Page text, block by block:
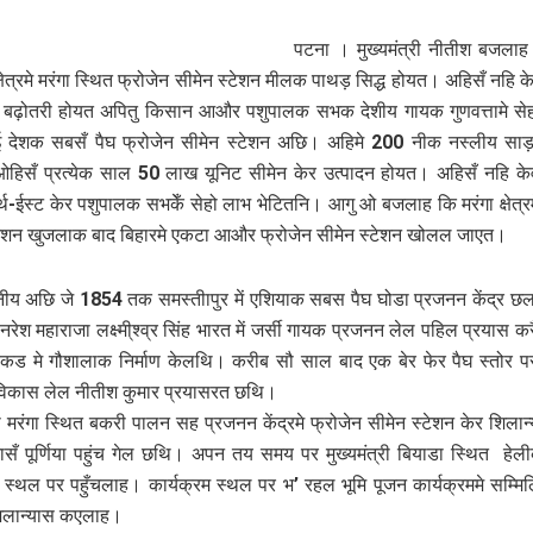
पटना । मुख्यमंत्री नीतीश
मरंगा स्थित फ्रोजेन सीमेन स्टेशन मीलक पाथड़ सिद्ध होयत। अहिसँ
बढ़ोतरी होयत अपितु किसान आऔर पशुपालक सभक देशीय गायक गुणवत्तामे
देशक सबसँ पैघ फ्रोजेन सीमेन स्टेशन अछि। अहिमे 200 नीक नस्लीय
प्रत्येक साल 50 लाख यूनिट सीमेन केर उत्पादन होयत। अहिसँ नहि
ईस्ट केर पशुपालक सभकेँ सेहो लाभ भेटितनि। आगु ओ बजलाह कि मरंगा
खुजलाक बाद बिहारमे एकटा आऔर फ्रोजेन सीमेन स्टेशन खोलल जाएत।
अछि जे 1854 तक समस्तीापुर में एशियाक सबस पैघ घोडा प्रजनन केंद्र
महाराजा लक्ष्मी्श्व्र सिंह भारत में जर्सी गायक प्रजनन लेल पहिल प्रयास
मे गौशालाक निर्माण केलथि। करीब सौ साल बाद एक बेर फेर पैघ स्तोर
लेल नीतीश कुमार प्रयासरत छथि।
मरंगा स्थित बकरी पालन सह प्रजनन केंद्रमे फ्रोजेन सीमेन स्टेशन केर
पूर्णिया पहुंच गेल छथि। अपन तय समय पर मुख्यमंत्री बियाडा स्थित
स्थल पर पहुँचलाह। कार्यक्रम स्थल पर भ’ रहल भूमि पूजन कार्यक्रममे
कएलाह।